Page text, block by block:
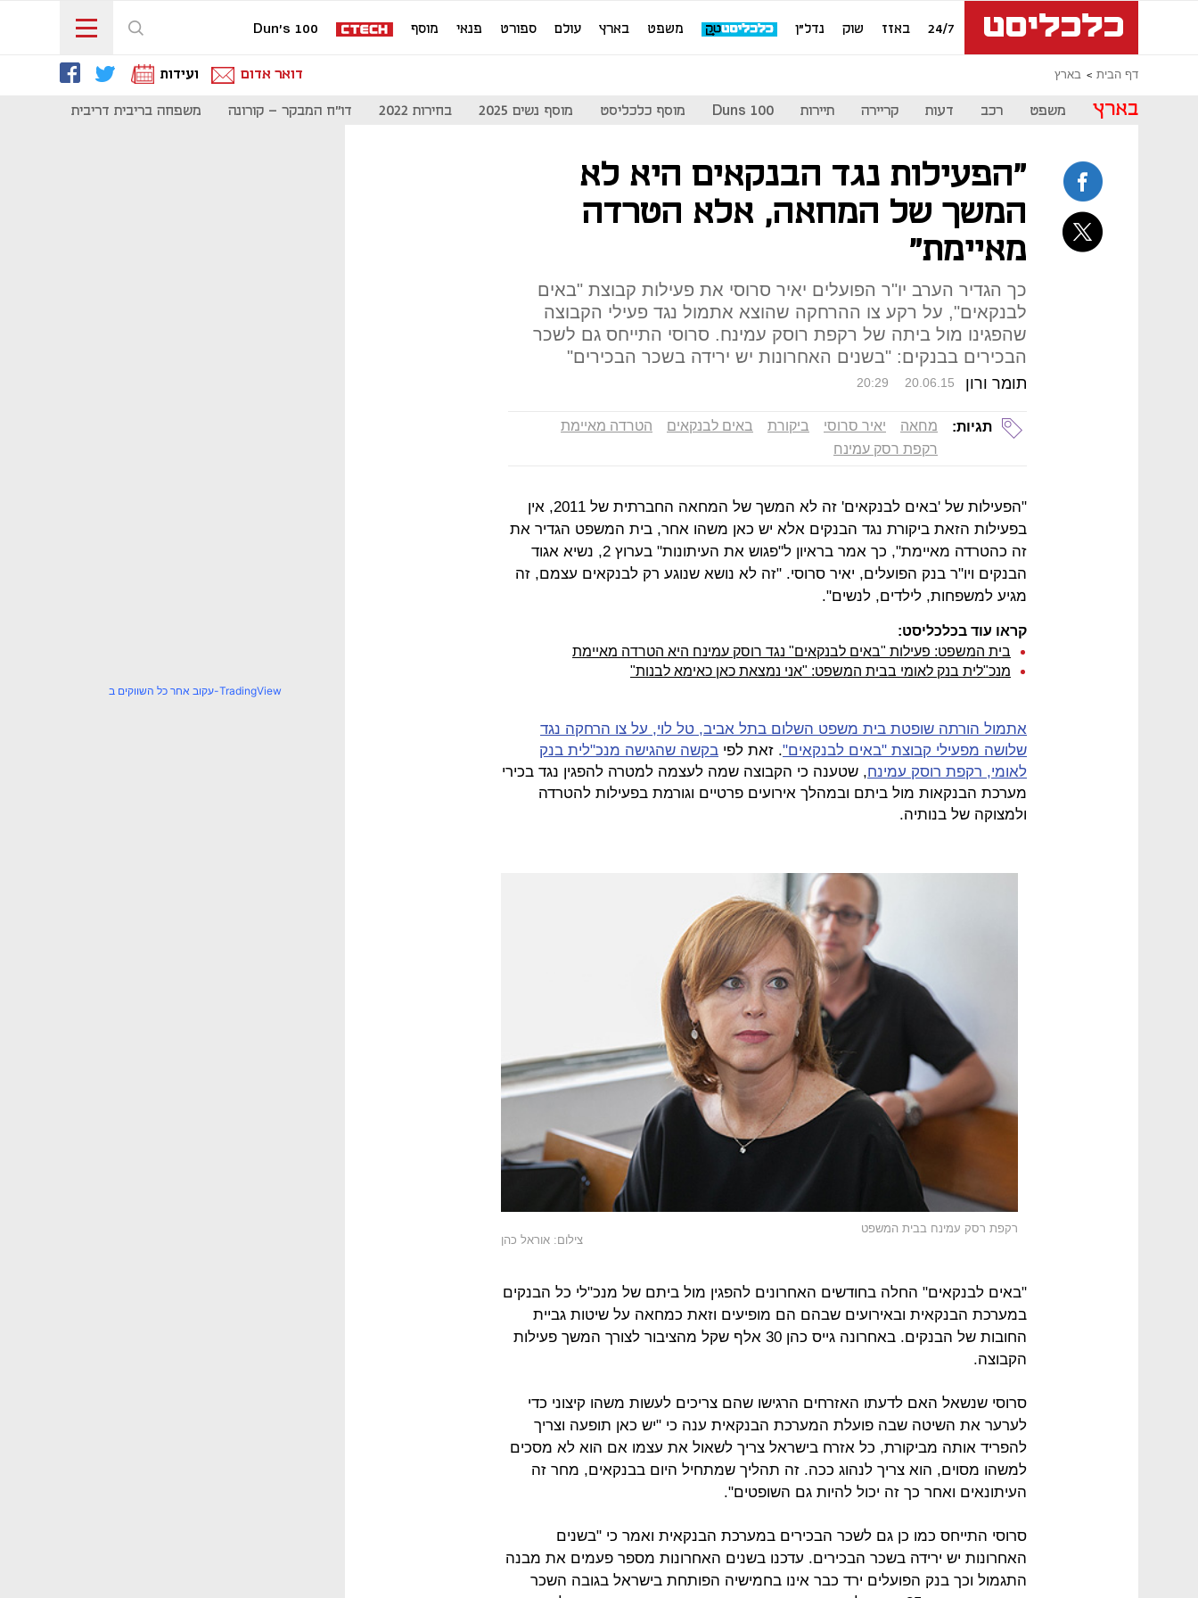
24/7 באזז שוק נדל"ן משפט בארץ עולם ספורט פנאי מוסף Dun's 100
דף הבית בארץ דואר אדום ועידות
בארץ משפט רכב דעות קריירה תיירות Duns 100 מוסף כלכליסט מוסף נשים 2025 בחירות 2022 דו"ח המבקר - קורונה משפחה בריבית דריבית
"הפעילות נגד הבנקאים היא לא
המשך של המחאה, אלא הטרדה
מאיימת"
כך הגדיר הערב יו"ר הפועלים יאיר סרוסי את פעילות קבוצת "באים
לבנקאים", על רקע צו ההרחקה שהוצא אתמול נגד פעילי הקבוצה
שהפגינו מול ביתה של רקפת רוסק עמינח. סרוסי התייחס גם לשכר
הבכירים בבנקים: "בשנים האחרונות יש ירידה בשכר הבכירים"
תומר ורון 20:29 20.06.15
תגיות: מחאה יאיר סרוסי ביקורת באים לבנקאים
הטרדה מאיימת
רקפת רסק עמינח
"הפעילות של 'באים לבנקאים' זה לא המשך של המחאה החברתית של 2011, אין
בפעילות הזאת ביקורת נגד הבנקים אלא יש כאן משהו אחר, בית המשפט הגדיר את
זה כהטרדה מאיימת", כך אמר בראיון ל"פגוש את העיתונות" בערוץ 2, נשיא אגוד
הבנקים ויו"ר בנק הפועלים, יאיר סרוסי. "זה לא נושא שנוגע רק לבנקאים עצמם, זה
מגיע למשפחות, לילדים, לנשים".
קראו עוד בכלכליסט:
בית המשפט: פעילות "באים לבנקאים" נגד רוסק עמינח היא הטרדה מאיימת
מנכ"לית בנק לאומי בבית המשפט: "אני נמצאת כאן כאימא לבנות"
אתמול הורתה שופטת בית משפט השלום בתל אביב, טל לוי, על צו הרחקה נגד
שלושה מפעילי קבוצת "באים לבנקאים". זאת לפי בקשה שהגישה מנכ"לית בנק
לאומי, רקפת רוסק עמינח, שטענה כי הקבוצה שמה לעצמה למטרה להפגין נגד בכירי
מערכת הבנקאות מול ביתם ובמהלך אירועים פרטיים וגורמת בפעילות להטרדה
ולמצוקה של בנותיה.
רקפת רסק עמינח בבית המשפט
צילום: אוראל כהן
"באים לבנקאים" החלה בחודשים האחרונים להפגין מול ביתם של מנכ"לי כל הבנקים
במערכת הבנקאית ובאירועים שבהם הם מופיעים וזאת כמחאה על שיטות גביית
החובות של הבנקים. באחרונה גייס כהן 30 אלף שקל מהציבור לצורך המשך פעילות
הקבוצה.
סרוסי שנשאל האם לדעתו האזרחים הרגישו שהם צריכים לעשות משהו קיצוני כדי
לערער את השיטה שבה פועלת המערכת הבנקאית ענה כי "יש כאן תופעה וצריך
להפריד אותה מביקורת, כל אזרח בישראל צריך לשאול את עצמו אם הוא לא מסכים
למשהו מסוים, הוא צריך לנהוג ככה. זה תהליך שמתחיל היום בבנקאים, מחר זה
העיתונאים ואחר כך זה יכול להיות גם השופטים".
סרוסי התייחס כמו כן גם לשכר הבכירים במערכת הבנקאית ואמר כי "בשנים
האחרונות יש ירידה בשכר הבכירים. עדכנו בשנים האחרונות מספר פעמים את מבנה
התגמול וכך בנק הפועלים ירד כבר אינו בחמישיה הפותחת בישראל בגובה השכר
עקוב אחר כל השווקים ב-TradingView